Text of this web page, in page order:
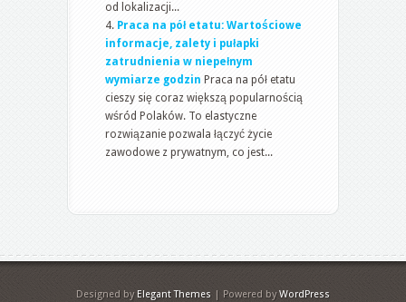
od lokalizacji...
Praca na pół etatu: Wartościowe
informacje, zalety i pułapki
zatrudnienia w niepełnym
wymiarze godzin Praca na pół etatu
cieszy się coraz większą popularnością
wśród Polaków. To elastyczne
rozwiązanie pozwala łączyć życie
zawodowe z prywatnym, co jest...
Designed by Elegant Themes | Powered byWordPress